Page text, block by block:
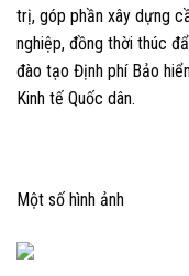
trị, góp phần xây dựng
nghiệp, đồng thời thúc
đào tạo Định phí Bảo
Kinh tế Quốc dân.
Một số hình ảnh